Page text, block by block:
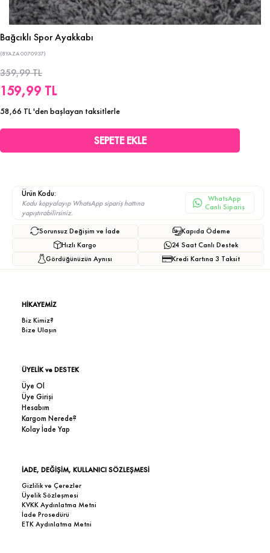
Bağcıklı Spor Ayakkabı
(8YAZA0070937)
359,99 TL
159,99 TL
58,66 TL'den başlayan taksitlerle
Ürün Kodu:
Kodu kopyalayıp WhatsApp sipariş hattına
yapıştırabilirsiniz.
WhatsApp
Canlı Sipariş
Sorunsuz Değişim ve İade
Hızlı Kargo
Gördüğünüzün Aynısı
Kapıda Ödeme
24 Saat Canlı Destek
Kredi Kartına 3 Taksit
HİKAYEMİZ
Biz Kimiz?
Bize Ulaşın
ÜYELİK ve DESTEK
Üye Ol
Üye Girişi
Hesabım
Kargom Nerede?
Kolay İade Yap
İADE, DEĞİŞİM, KULLANICI SÖZLEŞMESİ
Gizlilik ve Çerezler
Üyelik Sözleşmesi
KVKK Aydınlatma Metni
İade Prosedürü
ETK Aydınlatma Metni